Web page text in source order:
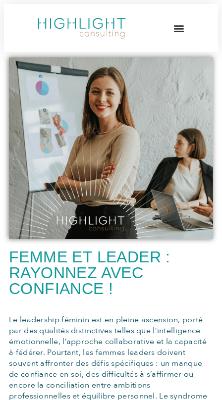
FEMME ET LEADER :
RAYONNEZ AVEC
CONFIANCE !
Le leadership féminin est en pleine ascension, porté
par des qualités distinctives telles que l’intelligence
émotionnelle, l’approche collaborative et la capacité
à fédérer. Pourtant, les femmes leaders doivent
souvent affronter des défis spécifiques : un manque
de confiance en soi, des difficultés à s’affirmer ou
encore la conciliation entre ambitions
professionnelles et équilibre personnel. Le syndrome